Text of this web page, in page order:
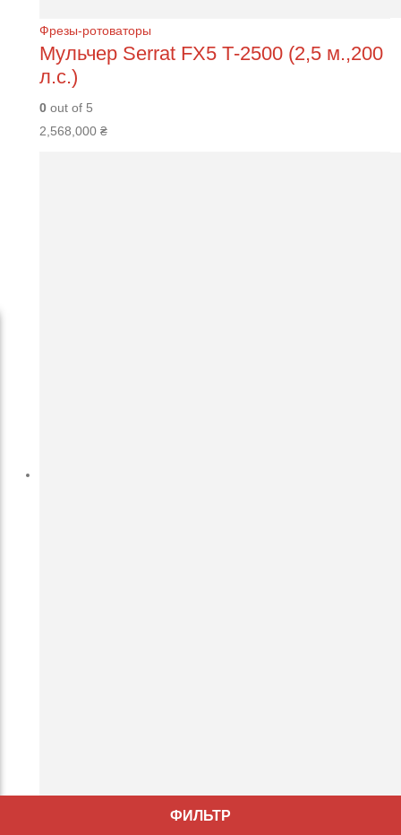
Фрезы-ротоваторы
Мульчер Serrat FХ5 Т-2500 (2,5 м.,200
л.с.)
0 out of 5
2,568,000 ₴
ФИЛЬТР